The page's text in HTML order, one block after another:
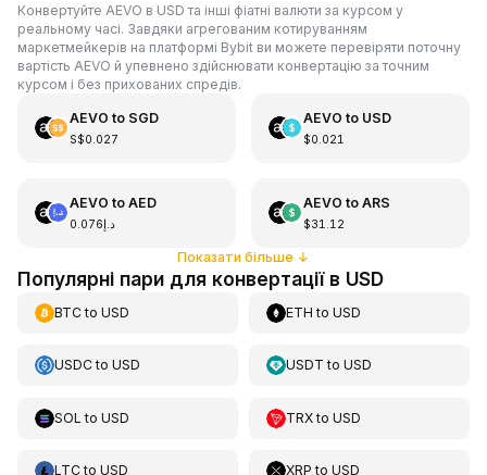
Конвертуйте AEVO в USD та інші фіатні валюти за курсом у
реальному часі. Завдяки агрегованим котируванням
маркетмейкерів на платформі Bybit ви можете перевіряти поточну
вартість AEVO й упевнено здійснювати конвертацію за точним
курсом і без прихованих спредів.
AEVO to SGD
S$0.027
AEVO to USD
$0.021
AEVO to AED
د.إ0.076
AEVO to ARS
$31.12
Показати більше ↓
Популярні пари для конвертації в USD
BTCto USD ETH toUSD
USDCto USD USDT toUSD
SOL to USD TRXtoUSD
LTCto USD XRP toUSD